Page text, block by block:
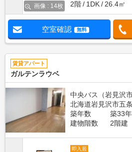
画像 : 14枚
2階
1DK 26.4㎡
空室確認 無料
賃貸アパート
ガルテンラウベ
中央バス（岩見沢
北海道岩見沢市五
築年数
築33年
建物階数
2階建
即入居